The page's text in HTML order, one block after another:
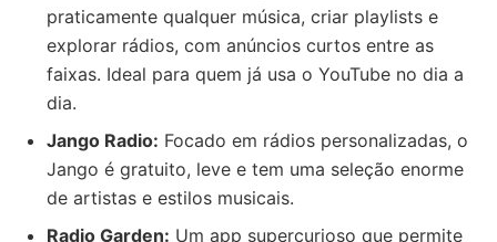
praticamente qualquer música, criar playlists e
explorar rádios, com anúncios curtos entre as
faixas. Ideal para quem já usa o YouTube no dia a
dia.
Jango Radio: Focado em rádios personalizadas, o
Jango é gratuito, leve e tem uma seleção enorme
de artistas e estilos musicais.
Radio Garden: Um app supercurioso que permite